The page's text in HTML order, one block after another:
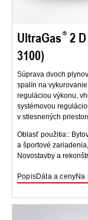
UltraGas 2
3100)
Súprava dvoch
spalín na
reguláciou výkonu,
systémovou
v stiesnených
Oblasť použitia::
a športové
Novostavby a
PopisDáta a cenyNa